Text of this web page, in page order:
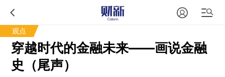
观点
穿越时代的金融未来——画说金融
史（尾声）